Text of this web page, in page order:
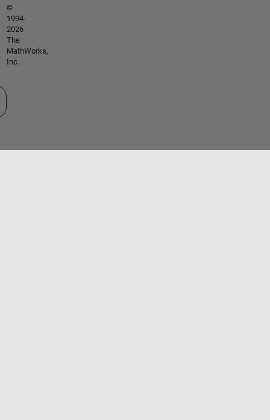
©
1994-
2026
The
MathWorks,
Inc.